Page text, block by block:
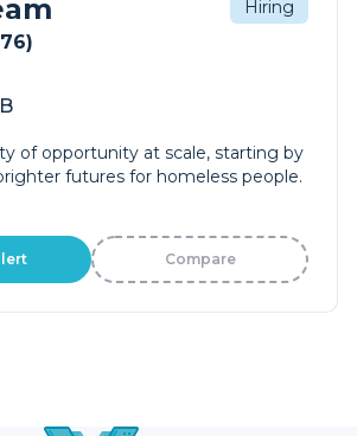
Hiring
of opportunity at scale, starting by
futures for homeless people.
Compare